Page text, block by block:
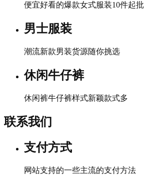
便宜好看的爆款女式服装10件起批
男士服装
潮流新款男装货源随你挑选
休闲牛仔裤
休闲裤牛仔裤样式新颖款式多
联系我们
支付方式
网站支持的一些主流的支付方法